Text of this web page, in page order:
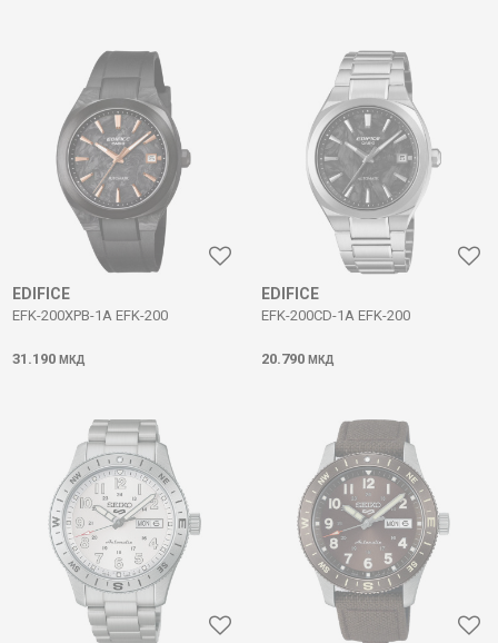
EDIFICE
EFK-200XPB-1A EFK-200
31.190 МКД
EDIFICE
EFK-200CD-1A EFK-200
20.790 МКД